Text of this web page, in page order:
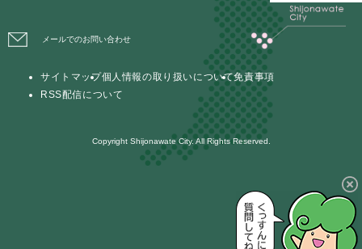
メールでのお問い合わせ
サイトマップ個人情報の取り扱いについて免責事項
RSS配信について
Copyright Shijonawate City. All Rights Reserved.